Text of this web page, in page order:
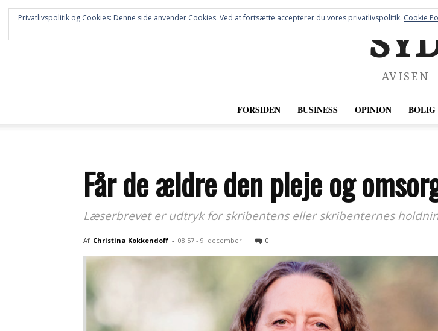
AVISEN
FORSIDEN BUSINESS OPINION BOLIG
Får de ældre den pleje og
Læserbrevet er udtryk for skribentens eller skribenternes
Af Christina Kokkendoff - 08:57 - 9. december 0
Privatlivspolitik og Cookies: Denne side anvender Cookies. Ved at fortsætte accepterer du vores privatlivspolitik. Cookie